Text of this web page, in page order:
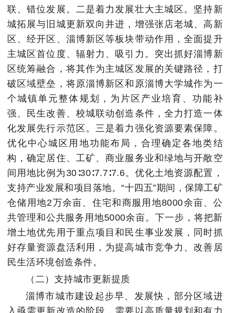
联、错位发展。二是着力发展壮大主城区。坚持新
城拓展与旧城更新双向并进，增强张店老城、高新
区、经开区、淄博新区等板块带动作用，全面提升
主城区首位度、辐射力、吸引力。突出抓好淄博新
区统筹融合，将其作为主城区发展的关键路径，打
破区域壁垒，将原淄博新区和原淄博大学城作为一
个城镇单元整体规划，为片区产业培育、功能补
强、民生改善、校城联动创造条件，全力打造一体
化发展先行示范区。三是着力强化资源要素保障。
优化中心城区用地功能布局，合理确定各地类结
构，确定居住、工矿、商业服务业和绿地与开敞空
间用地比例为30∶30∶7.7∶7.6。优化土地资源配置，
支持产业发展和项目落地。“十四五”期间，保障工矿
仓储用地2万余亩、住宅和商服用地8000余亩、公
共管理和公共服务用地5000余亩。下一步，将把新
增土地优先用于重点项目和民生事业发展，同时抓
好存量资源盘活利用，为提高城市竞争力、改善居
民生活环境创造条件。
（二）支持城市更新提质
淄博市城市建设起步早、发展快，部分区域进
入亟需更新改造的阶段，需要以高质量规划和有力